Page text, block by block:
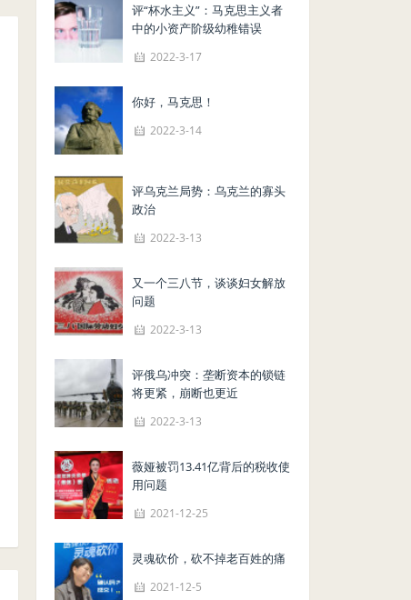
评“杯水主义”：马克思主义者
中的小资产阶级幼稚错误
2022-3-17
你好，马克思！
2022-3-14
评乌克兰局势：乌克兰的寡头
政治
2022-3-13
又一个三八节，谈谈妇女解放
问题
2022-3-13
评俄乌冲突：垄断资本的锁链
将更紧，崩断也更近
2022-3-13
薇娅被罚13.41亿背后的税收使
用问题
2021-12-25
灵魂砍价，砍不掉老百姓的痛
2021-12-5